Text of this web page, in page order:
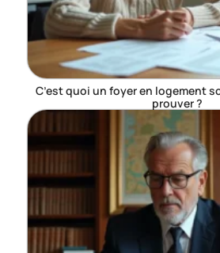
C’est quoi un foyer en logement
prouver ?